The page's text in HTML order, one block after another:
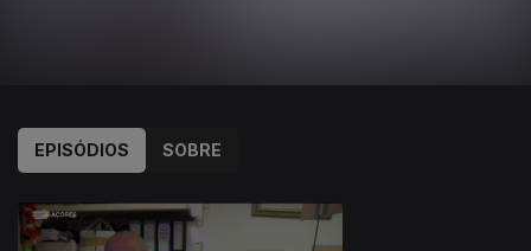
EPISÓDIOS SOBRE